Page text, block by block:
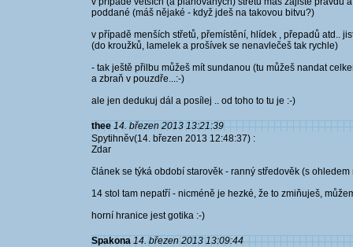
poddané (máš nějaké - když jdeš na takovou bitvu?)
v případě menších střetů, přemístění, hlídek , přepadů atd..
(do kroužků, lamelek a prošívek se nenavlečeš tak rychle)
- tak ještě přilbu můžeš mít sundanou (tu můžeš nandat
a zbraň v pouzdře...:-)
ale jen dedukuj dál a posílej .. od toho to tu je :-)
thee 14. březen 2013 13:21:39
Spytihněv(14. březen 2013 12:48:37) :
Zdar
článek se týká období starověk - ranný středověk (s
14 stol tam nepatří - nicméně je hezké, že to zmiňuješ,
horní hranice jest gotika :-)
Spakona 14. březen 2013 13:09:44